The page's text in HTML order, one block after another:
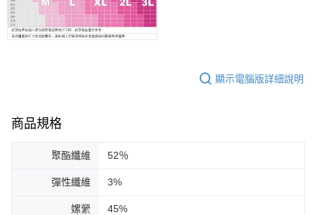
顯示電腦版詳細說明
商品規格
聚酯纖維 52％
彈性纖維 3%
嫘縈 45%